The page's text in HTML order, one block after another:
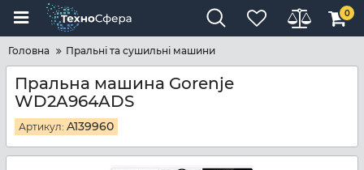
0
Головна Пральні та сушильні машини
Пральна машина Gorenje
WD2A964ADS
Артикул: A139960